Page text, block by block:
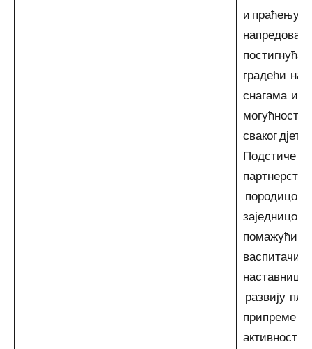
и праћењу
постигнућа
градећи на
снагама и
сваког
Подстиче
породицом
заједницом
помажући
развију
припреме
активности у